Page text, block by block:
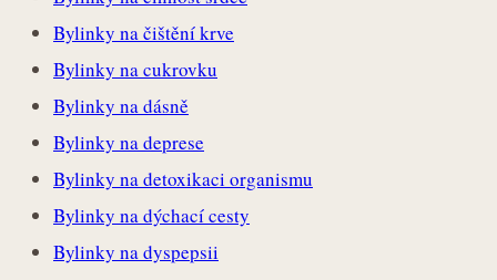
Bylinky na čištění krve
Bylinky na cukrovku
Bylinky na dásně
Bylinky na deprese
Bylinky na detoxikaci organismu
Bylinky na dýchací cesty
Bylinky na dyspepsii